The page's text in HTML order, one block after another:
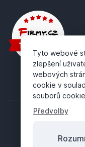
Tyto webové
zlepšení
webových
cookie v
souborů
Předvolby